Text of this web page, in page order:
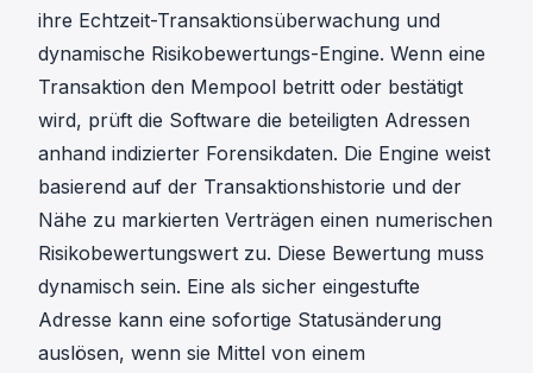
ihre Echtzeit-Transaktionsüberwachung und
dynamische Risikobewertungs-Engine. Wenn eine
Transaktion den Mempool betritt oder bestätigt
wird, prüft die Software die beteiligten Adressen
anhand indizierter Forensikdaten. Die Engine weist
basierend auf der Transaktionshistorie und der
Nähe zu markierten Verträgen einen numerischen
Risikobewertungswert zu. Diese Bewertung muss
dynamisch sein. Eine als sicher eingestufte
Adresse kann eine sofortige Statusänderung
auslösen, wenn sie Mittel von einem